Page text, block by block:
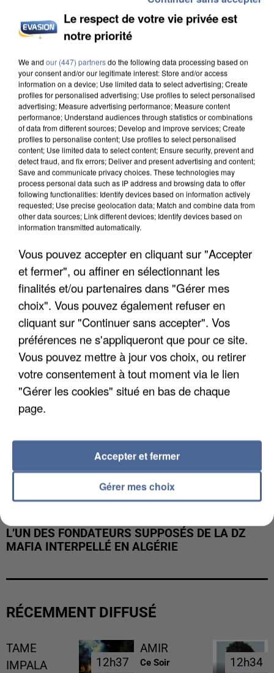
INCENDIES : L’ÎLE-DE-FRANCE LANCE UN ÉLAN
DE SOLIDARITÉ AVEC LES...
APRÈS TOUTES CES CANICULES, LES REFUGES
DE FAUNE SAUVAGE SONT...
L’UN DES FONDATEURS SUPPOSÉS DE LA DZ
MAFIA INTERPELLÉ EN ALGÉRIE
RÉCEMMENT DIFFUSÉ
TAME
IMPALA
12h37
12h37
AMIR
Ce Soir 12h34
12h34
Le respect de votre vie privée est
notre priorité
We and our (447) partnersdo the following data processing based on
your consent and/or our legitimate interest: Store and/or access
information on a device; Use limited data to select advertising; Create
profiles for personalised advertising; Use profiles to select personalised
advertising; Measure advertising performance; Measure content
performance; Understand audiences through statistics or combinations
of data from different sources; Develop and improve services; Create
profiles to personalise content; Use profiles to select personalised
content; Use limited data to select content; Ensure security, prevent and
detect fraud, and fix errors; Deliver and present advertising and content;
Save and communicate privacy choices. These technologies may
process personal data such as IP address and browsing data to offer
following functionalities: Identify devices based on information actively
requested; Use precise geolocation data; Match and combine data from
other data sources; Link different devices; Identify devices based on
information transmitted automatically.
Vous pouvez accepter en cliquant sur "Accepter
et fermer", ou affiner en sélectionnant les
finalités et/ou partenaires dans "Gérer mes
choix". Vous pouvez également refuser en
cliquant sur "Continuer sans accepter". Vos
préférences ne s'appliqueront que pour ce site.
Vous pouvez mettre à jour vos choix, ou retirer
votre consentement à tout moment via le lien
"Gérer les cookies" situé en bas de chaque
page.
Gérer mes choix
Accepter et fermer